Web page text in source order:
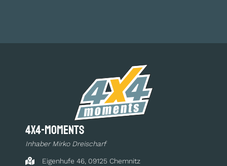
4x4-moments
Inhaber Mirko Dreischarf
Eigenhufe 46, 09125 Chemnitz